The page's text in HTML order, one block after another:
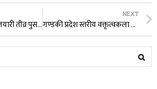
जैमिनि महाेत्सवको तयारी तीव्र पुस २९ मा उद्घाटन
NEXT
गण्डकी प्रदेश स्तरीय वक्तृत्वकला प्रतियोगितामा शान्ति निकेतनकी अदिती प्रथम